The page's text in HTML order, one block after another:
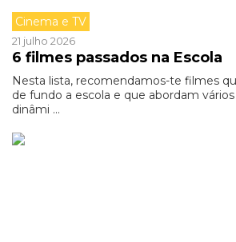
Cinema e TV
21 julho 2026
6 filmes passados na Escola
Nesta lista, recomendamos-te filmes
de fundo a escola e que abordam
dinâmi ...